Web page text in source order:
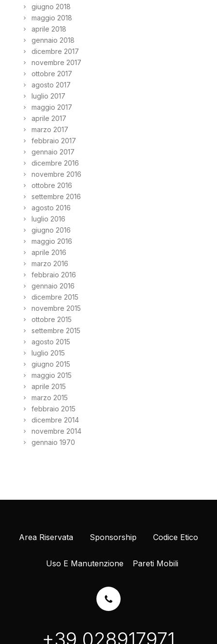
giugno 2018
maggio 2018
aprile 2018
gennaio 2018
dicembre 2017
novembre 2017
ottobre 2017
agosto 2017
luglio 2017
maggio 2017
aprile 2017
marzo 2017
febbraio 2017
gennaio 2017
dicembre 2016
novembre 2016
ottobre 2016
settembre 2016
agosto 2016
luglio 2016
giugno 2016
maggio 2016
aprile 2016
marzo 2016
febbraio 2016
gennaio 2016
dicembre 2015
novembre 2015
ottobre 2015
settembre 2015
agosto 2015
luglio 2015
giugno 2015
maggio 2015
aprile 2015
marzo 2015
febbraio 2015
dicembre 2014
novembre 2014
gennaio 1970
Area Riservata Sponsorship Codice Etico
Uso E Manutenzione Pareti Mobili